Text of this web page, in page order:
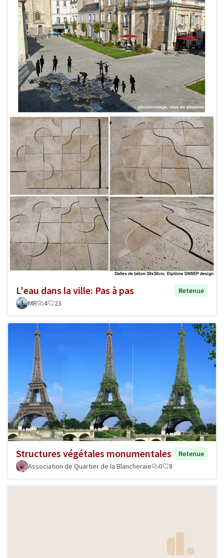
L'eau dans la ville: Pas à pas
Retenue
MR
4 23
Structures végétales monumentales
Retenue
Association de Quartier de la Blancheraie
0 8